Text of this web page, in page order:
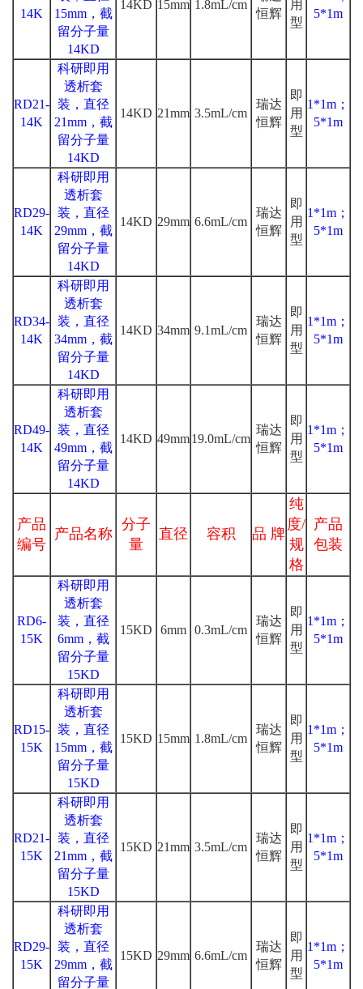
14K
15mm，截
留分子量
14KD
14KD 15mm 1.8mL/cm
恒辉
用
型
5*1m
RD21-
14K
科研即用
透析套
装，直径
21mm，截
留分子量
14KD
14KD 21mm 3.5mL/cm
瑞达
恒辉
即
用
型
1*1m；
5*1m
RD29-
14K
科研即用
透析套
装，直径
29mm，截
留分子量
14KD
14KD 29mm 6.6mL/cm
瑞达
恒辉
即
用
型
1*1m；
5*1m
RD34-
14K
科研即用
透析套
装，直径
34mm，截
留分子量
14KD
14KD 34mm 9.1mL/cm
瑞达
恒辉
即
用
型
1*1m；
5*1m
RD49-
14K
科研即用
透析套
装，直径
49mm，截
留分子量
14KD
14KD 49mm19.0mL/cm
瑞达
恒辉
即
用
型
1*1m；
5*1m
产品
编号
产品名称
分子
量
直径 容积 品 牌
纯
度/
规
格
产品
包装
RD6-
15K
科研即用
透析套
装，直径
6mm，截
留分子量
15KD
15KD 6mm 0.3mL/cm
瑞达
恒辉
即
用
型
1*1m；
5*1m
RD15-
15K
科研即用
透析套
装，直径
15mm，截
留分子量
15KD
15KD 15mm 1.8mL/cm
瑞达
恒辉
即
用
型
1*1m；
5*1m
RD21-
15K
科研即用
透析套
装，直径
21mm，截
留分子量
15KD
15KD 21mm 3.5mL/cm
瑞达
恒辉
即
用
型
1*1m；
5*1m
RD29-
15K
科研即用
透析套
装，直径
29mm，截
留分子量
15KD 29mm 6.6mL/cm
瑞达
恒辉
即
用
型
1*1m；
5*1m